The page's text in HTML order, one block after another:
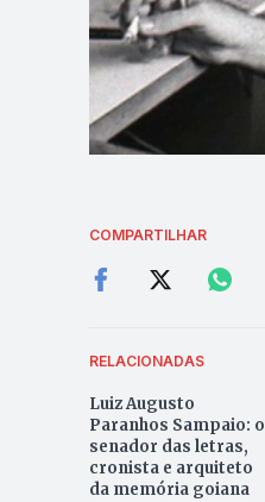
COMPARTILHAR
RELACIONADAS
Luiz Augusto
Paranhos Sampaio: o
senador das letras,
cronista e arquiteto
da memória goiana